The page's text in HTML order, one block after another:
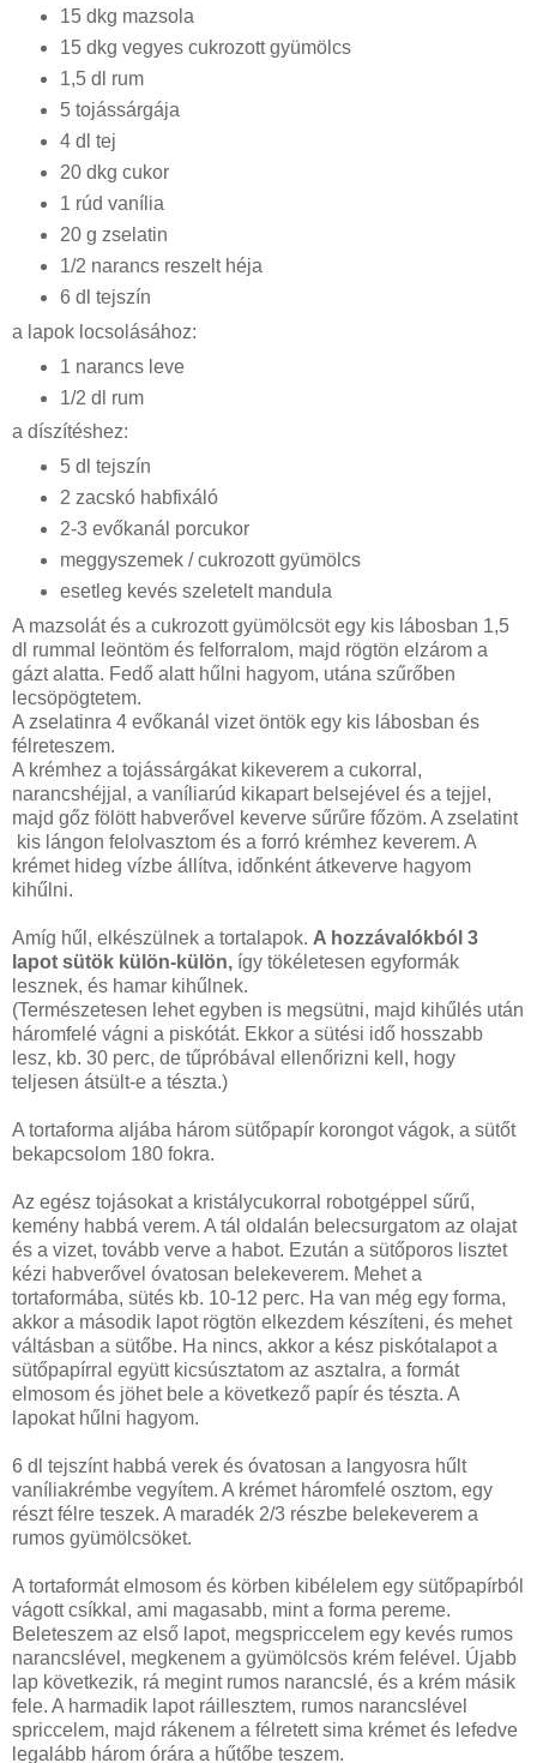
15 dkg mazsola
15 dkg vegyes cukrozott gyümölcs
1,5 dl rum
5 tojássárgája
4 dl tej
20 dkg cukor
1 rúd vanília
20 g zselatin
1/2 narancs reszelt héja
6 dl tejszín
a lapok locsolásához:
1 narancs leve
1/2 dl rum
a díszítéshez:
5 dl tejszín
2 zacskó habfixáló
2-3 evőkanál porcukor
meggyszemek / cukrozott gyümölcs
esetleg kevés szeletelt mandula
A mazsolát és a cukrozott gyümölcsöt egy kis lábosban 1,5
dl rummal leöntöm és felforralom, majd rögtön elzárom a
gázt alatta. Fedő alatt hűlni hagyom, utána szűrőben
lecsöpögtetem.
A zselatinra 4 evőkanál vizet öntök egy kis lábosban és
félreteszem.
A krémhez a tojássárgákat kikeverem a cukorral,
narancshéjjal, a vaníliarúd kikapart belsejével és a tejjel,
majd gőz fölött habverővel keverve sűrűre főzöm. A zselatint
kis lángon felolvasztom és a forró krémhez keverem. A
krémet hideg vízbe állítva, időnként átkeverve hagyom
kihűlni.
Amíg hűl, elkészülnek a tortalapok. A hozzávalókból 3
lapot sütök külön-külön, így tökéletesen egyformák
lesznek, és hamar kihűlnek.
(Természetesen lehet egyben is megsütni, majd kihűlés után
háromfelé vágni a piskótát. Ekkor a sütési idő hosszabb
lesz, kb. 30 perc, de tűpróbával ellenőrizni kell, hogy
teljesen átsült-e a tészta.)
A tortaforma aljába három sütőpapír korongot vágok, a sütőt
bekapcsolom 180 fokra.
Az egész tojásokat a kristálycukorral robotgéppel sűrű,
kemény habbá verem. A tál oldalán belecsurgatom az olajat
és a vizet, tovább verve a habot. Ezután a sütőporos lisztet
kézi habverővel óvatosan belekeverem. Mehet a
tortaformába, sütés kb. 10-12 perc. Ha van még egy forma,
akkor a második lapot rögtön elkezdem készíteni, és mehet
váltásban a sütőbe. Ha nincs, akkor a kész piskótalapot a
sütőpapírral együtt kicsúsztatom az asztalra, a formát
elmosom és jöhet bele a következő papír és tészta. A
lapokat hűlni hagyom.
6 dl tejszínt habbá verek és óvatosan a langyosra hűlt
vaníliakrémbe vegyítem. A krémet háromfelé osztom, egy
részt félre teszek. A maradék 2/3 részbe belekeverem a
rumos gyümölcsöket.
A tortaformát elmosom és körben kibélelem egy sütőpapírból
vágott csíkkal, ami magasabb, mint a forma pereme.
Beleteszem az első lapot, megspriccelem egy kevés rumos
narancslével, megkenem a gyümölcsös krém felével. Újabb
lap következik, rá megint rumos narancslé, és a krém másik
fele. A harmadik lapot ráillesztem, rumos narancslével
spriccelem, majd rákenem a félretett sima krémet és lefedve
legalább három órára a hűtőbe teszem.